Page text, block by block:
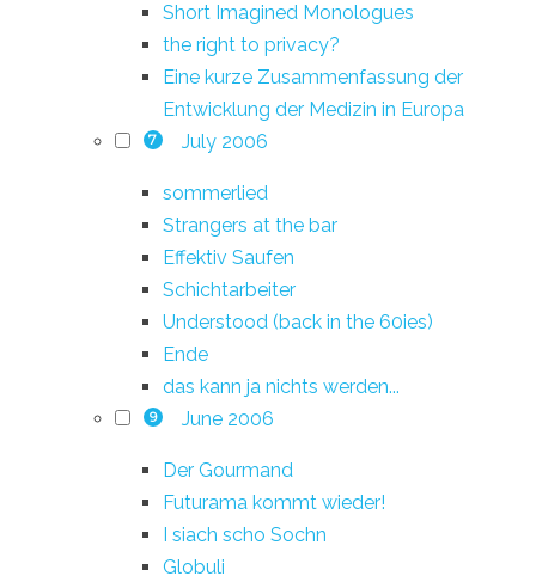
Short Imagined Monologues
the right to privacy?
Eine kurze Zusammenfassung der
Entwicklung der Medizin in Europa
7 July 2006
sommerlied
Strangers at the bar
Effektiv Saufen
Schichtarbeiter
Understood (back in the 60ies)
Ende
das kann ja nichts werden...
9 June 2006
Der Gourmand
Futurama kommt wieder!
I siach scho Sochn
Globuli